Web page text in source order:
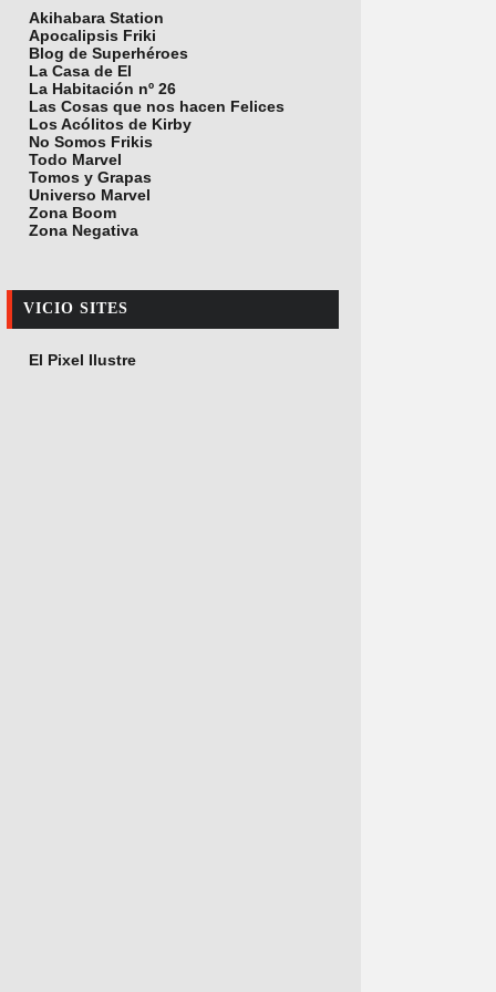
Akihabara Station
Apocalipsis Friki
Blog de Superhéroes
La Casa de El
La Habitación nº 26
Las Cosas que nos hacen Felices
Los Acólitos de Kirby
No Somos Frikis
Todo Marvel
Tomos y Grapas
Universo Marvel
Zona Boom
Zona Negativa
VICIO SITES
El Pixel Ilustre